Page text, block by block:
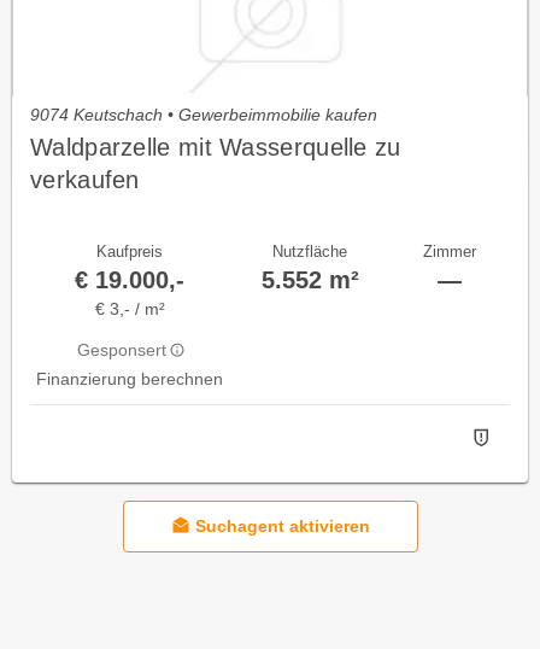
9074 Keutschach • Gewerbeimmobilie kaufen
Waldparzelle mit Wasserquelle zu
verkaufen
Kaufpreis
€ 19.000,-
€ 3,- / m²
Gesponsert
Finanzierung berechnen
Nutzfläche
5.552 m²
Zimmer
—
Suchagent aktivieren